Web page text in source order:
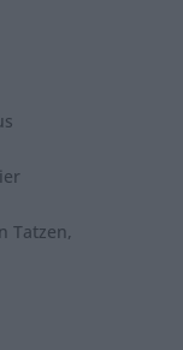
Tatzen,